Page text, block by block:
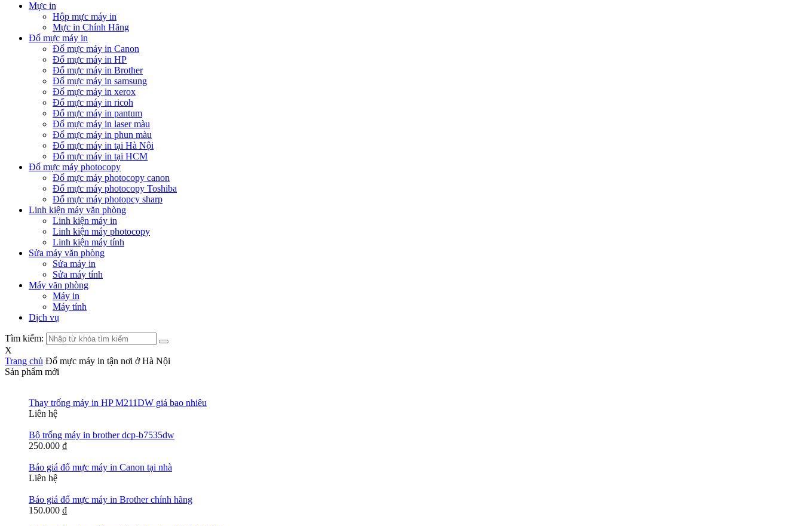
Mực in
Hộp mực máy in
Mực in Chính Hãng
Đổ mực máy in
Đổ mực máy in Canon
Đổ mực máy in HP
Đổ mực máy in Brother
Đổ mực máy in samsung
Đổ mực máy in xerox
Đổ mực máy in ricoh
Đổ mực máy in pantum
Đổ mực máy in laser màu
Đổ mực máy in phun màu
Đổ mực máy in tại Hà Nội
Đổ mực máy in tại HCM
Đổ mực máy photocopy
Đổ mực máy photocopy canon
Đổ mực máy photocopy Toshiba
Đổ mực máy photopcy sharp
Linh kiện máy văn phòng
Linh kiện máy in
Linh kiện máy photocopy
Linh kiện máy tính
Sửa máy văn phòng
Sửa máy in
Sửa máy tính
Máy văn phòng
Máy in
Máy tính
Dịch vụ
Tìm kiếm:
X
Trang chủ Đổ mực máy in tận nơi ở Hà Nội
Sản phẩm mới
Thay trống máy in HP M211DW giá bao nhiêu
Liên hệ
Bộ trống máy in brother dcp-b7535dw
250.000 ₫
Báo giá đổ mực máy in Canon tại nhà
Liên hệ
Báo giá đổ mực máy in Brother chính hãng
150.000 ₫